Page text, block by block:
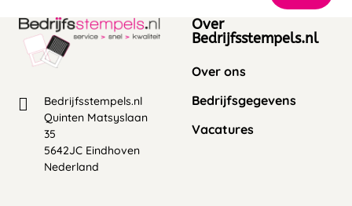
Bedrijfsstempels.nl
Quinten Matsyslaan
35
5642JC Eindhoven
Nederland
Over
Bedrijfsstempels.nl
Over ons
Bedrijfsgegevens
Vacatures